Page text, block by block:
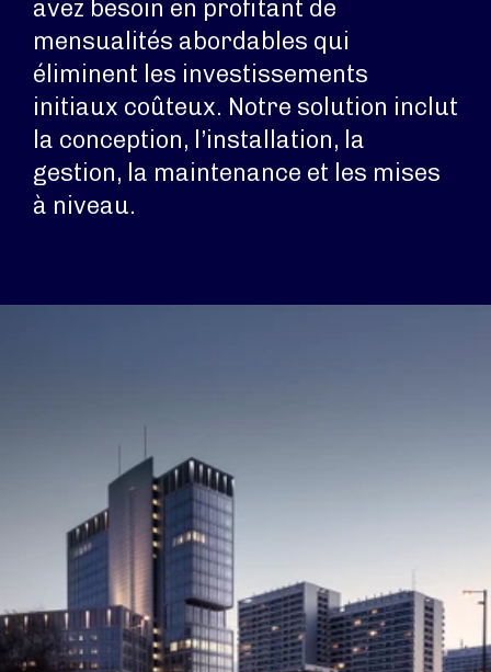
avez besoin en profitant de
mensualités abordables qui
éliminent les investissements
initiaux coûteux. Notre solution inclut
la conception, l’installation, la
gestion, la maintenance et les mises
à niveau.